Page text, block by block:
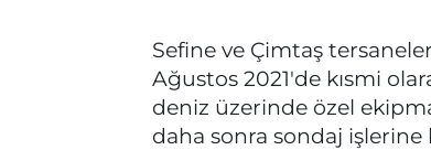
Sefine ve Çimtaş
Ağustos 2021'de kısmi
deniz üzerinde özel
daha sonra sondaj işlerine